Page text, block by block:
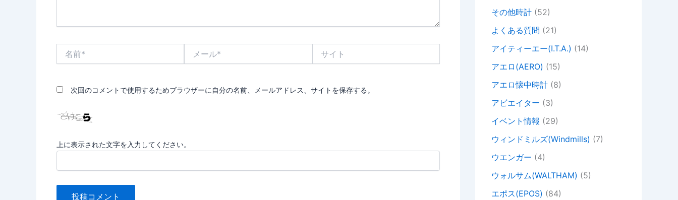
次回のコメントで使用するためブラウザーに自分の名前、メールアドレス、サイトを保存する。
上に表示された文字を入力してください。
その他時計 (52)
よくある質問 (21)
アイティーエー(I.T.A.) (14)
アエロ(AERO) (15)
アエロ懐中時計 (8)
アビエイター (3)
イベント情報 (29)
ウィンドミルズ(Windmills) (7)
ウエンガー (4)
ウォルサム(WALTHAM) (5)
エポス(EPOS) (84)